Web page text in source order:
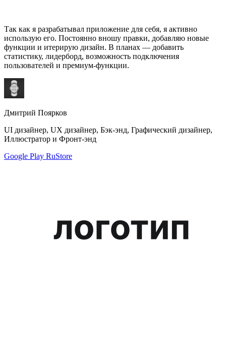
Так как я разрабатывал приложение для себя, я активно
использую его. Постоянно вношу правки, добавляю новые
функции и итерирую дизайн. В планах — добавить
статистику, лидерборд, возможность подключения
пользователей и премиум-функции.
Дмитрий Поярков
UI дизайнер, UX дизайнер, Бэк-энд, Графический дизайнер,
Иллюстратор и Фронт-энд
Google Play RuStore